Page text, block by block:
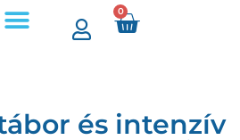
0
és intenzív